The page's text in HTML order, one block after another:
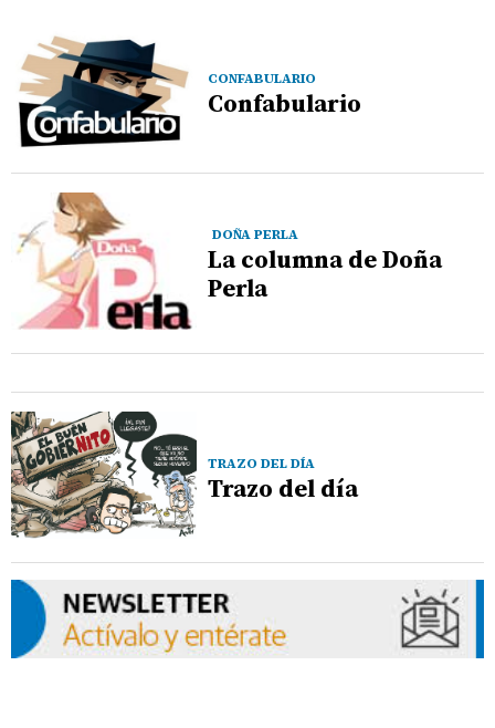
CONFABULARIO
Confabulario
DOÑA PERLA
La columna de Doña
Perla
TRAZO DEL DÍA
Trazo del día